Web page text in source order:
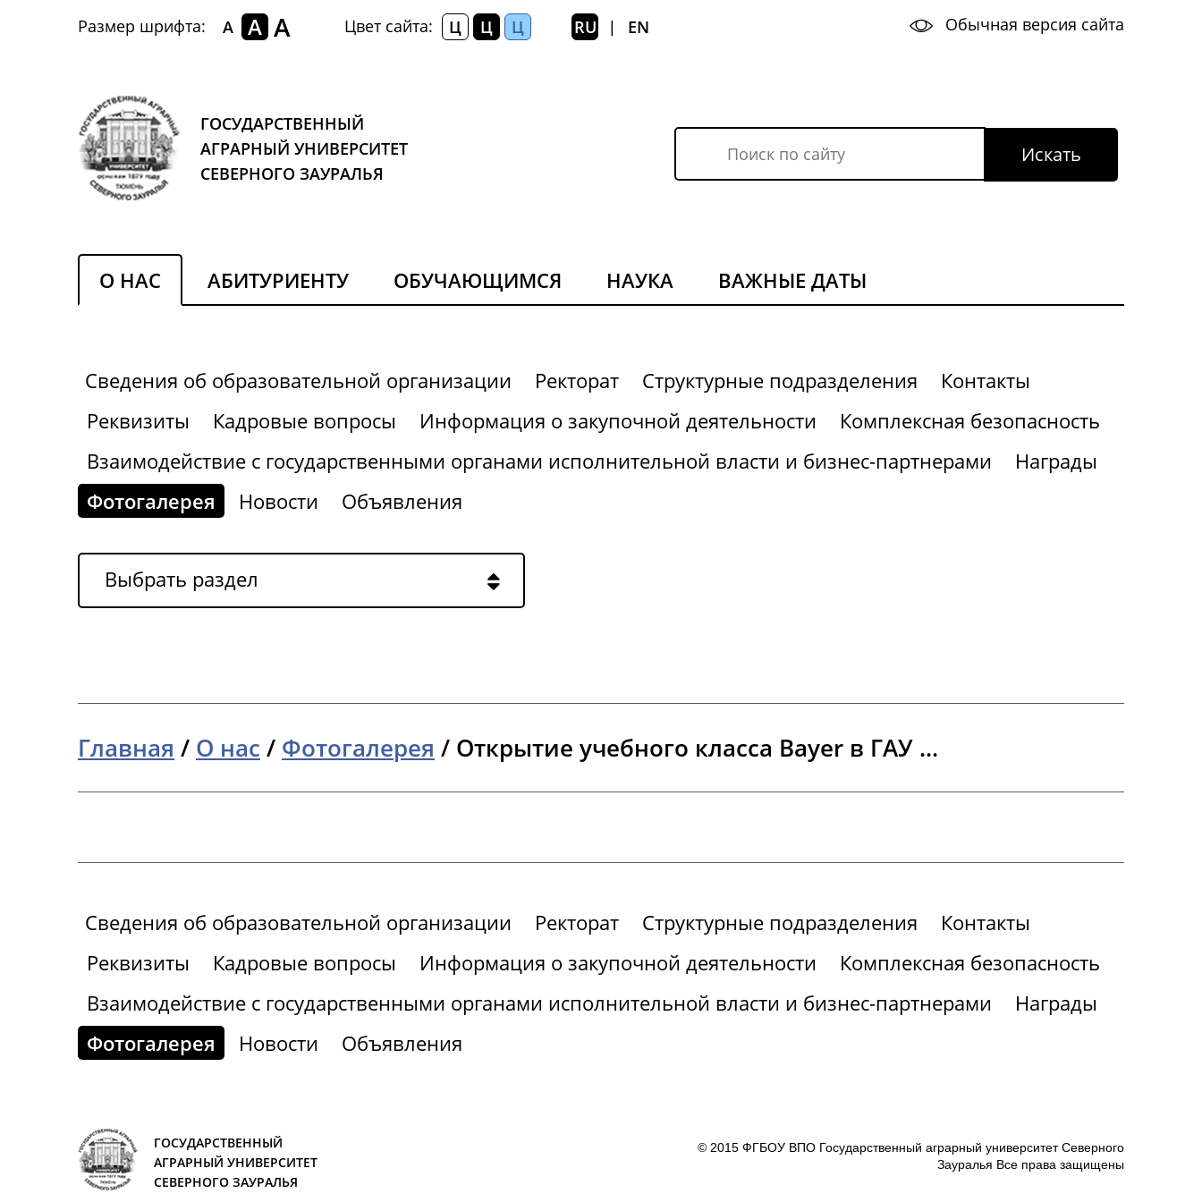
Размер шрифта: A A A Цвет сайта: Ц Ц Ц RU EN Обычная версия сайта
ГОСУДАРСТВЕННЫЙ
АГРАРНЫЙ УНИВЕРСИТЕТ
СЕВЕРНОГО ЗАУРАЛЬЯ
О НАС АБИТУРИЕНТУ ОБУЧАЮЩИМСЯ НАУКА ВАЖНЫЕ ДАТЫ
Сведения об образовательной организации Ректорат Структурные подразделения
Контакты
Реквизиты
Кадровые вопросы Информация о закупочной деятельности
Комплексная безопасность
Взаимодействие с государственными органами исполнительной власти и бизнес-партнерами
Награды
Фотогалерея
Новости Объявления
Выбрать раздел
Главная / О нас / Фотогалерея / Открытие учебного класса Bayer в ГАУ ...
Сведения об образовательной организации Ректорат Структурные подразделения
Контакты
Реквизиты
Кадровые вопросы Информация о закупочной деятельности
Комплексная безопасность
Взаимодействие с государственными органами исполнительной власти и бизнес-партнерами
Награды
Фотогалерея
Новости Объявления
ГОСУДАРСТВЕННЫЙ
АГРАРНЫЙ УНИВЕРСИТЕТ
СЕВЕРНОГО ЗАУРАЛЬЯ
© 2015 ФГБОУ ВПО Государственный аграрный университет Северного
Зауралья Все права защищены